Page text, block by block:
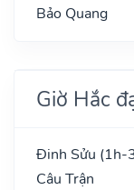
Bảo Quang
Giờ Hắc
Đinh Sửu (1h-
Câu Trận